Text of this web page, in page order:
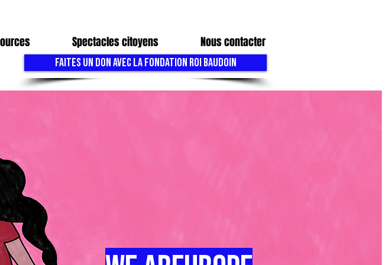
Spectacles citoyens Nous contacter
FAITES UN DON AVEC LA FONDATION ROI BAUDOIN